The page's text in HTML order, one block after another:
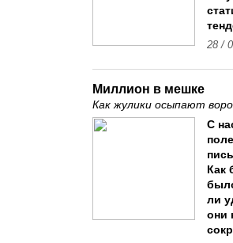
28 /
Миллион в мешке
Как жулики осыпают
С
Как
ли
они